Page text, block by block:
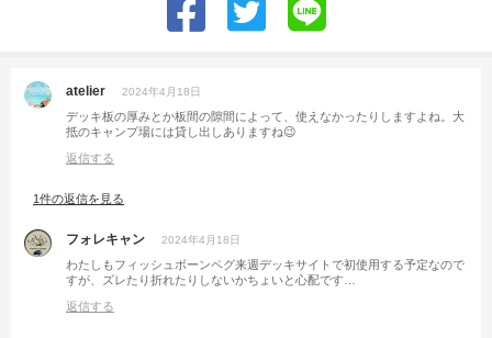
atelier 2024年4月18日
デッキ板の厚みとか板間の隙間によって、使えなかったりしますよね。大
抵のキャンプ場には貸し出しありますね😉
返信する
1件の返信を見る
フォレキャン 2024年4月18日
わたしもフィッシュボーンペグ来週デッキサイトで初使用する予定なので
すが、ズレたり折れたりしないかちょいと心配です…
返信する